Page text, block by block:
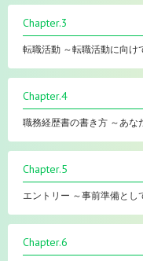
Chapter.3
転職活動 ～転職活動に向け
Chapter.4
職務経歴書の書き方 ～あな
Chapter.5
エントリー ～事前準備とし
Chapter.6